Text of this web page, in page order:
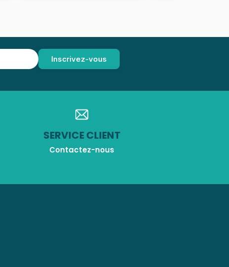
SERVICE CLIENT
Contactez-nous